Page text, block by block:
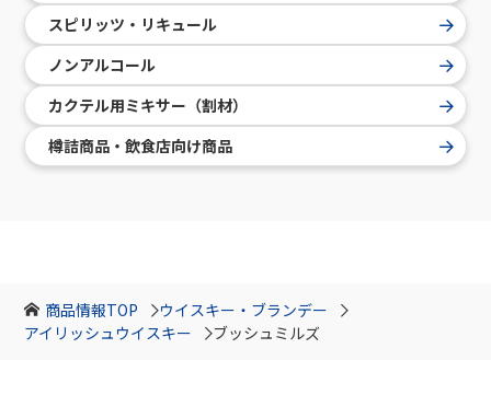
商品情報TOP
ウイスキー・ブランデー
アイリッシュウイスキー
ブッシュミルズ
スピリッツ・リキュール
ノンアルコール
カクテル用ミキサー（割材）
樽詰商品・飲食店向け商品